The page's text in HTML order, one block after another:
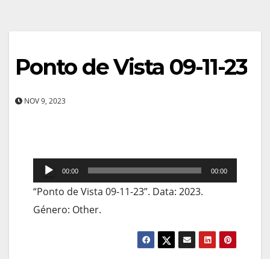
Ponto de Vista 09-11-23
NOV 9, 2023
Reprodutor
de
áudio
00:00 00:00
“Ponto de Vista 09-11-23”. Data: 2023.
Género: Other.